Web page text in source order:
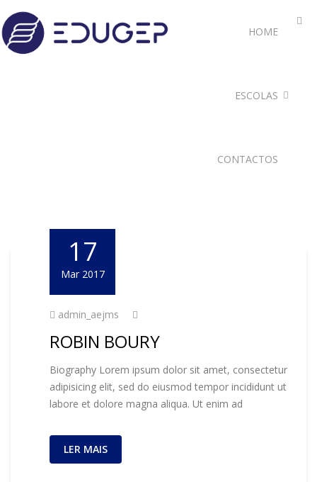
HOME
ESCOLAS
CONTACTOS
17
Mar 2017
admin_aejms
ROBIN BOURY
Biography Lorem ipsum dolor sit amet, consectetur
adipisicing elit, sed do eiusmod tempor incididunt ut
labore et dolore magna aliqua. Ut enim ad
LER MAIS